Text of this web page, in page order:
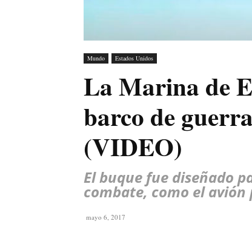
Mundo Estados Unidos
La Marina de
barco de
(VIDEO)
El buque fue diseñado
combate, como el
mayo 6, 2017